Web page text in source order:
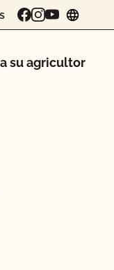
su agricultor